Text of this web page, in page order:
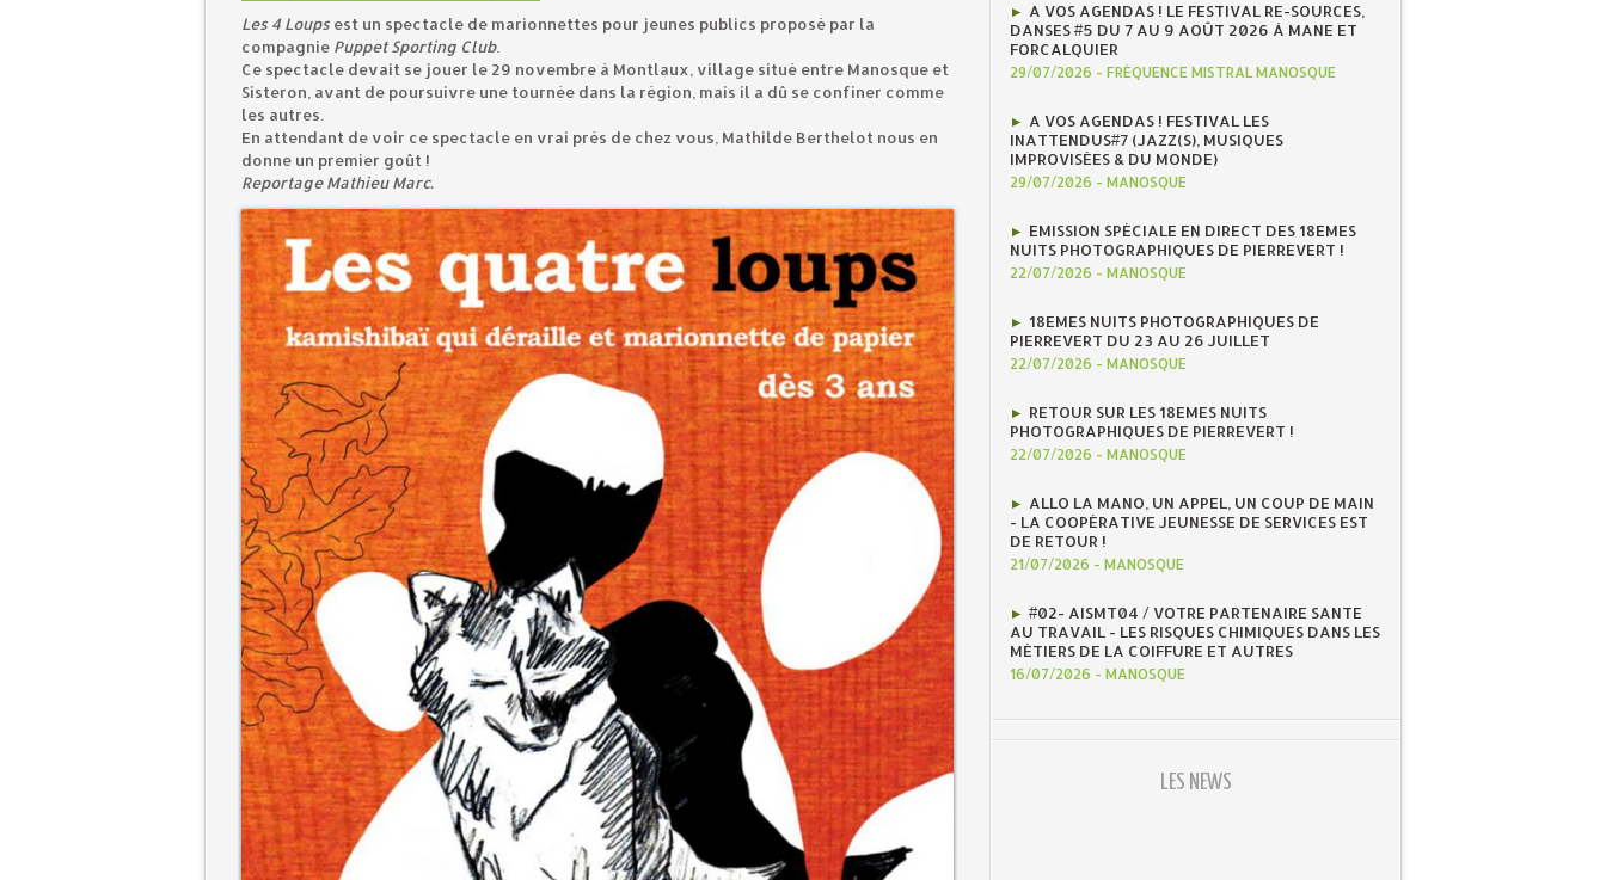
Les 4 Loups est un spectacle de marionnettes pour jeunes publics proposé par la
compagnie Puppet Sporting Club.
Ce spectacle devait se jouer le 29 novembre à Montlaux, village situé entre Manosque et
Sisteron, avant de poursuivre une tournée dans la région, mais il a dû se confiner comme
les autres.
En attendant de voir ce spectacle en vrai près de chez vous, Mathilde Berthelot nous en
donne un premier goût !
Reportage Mathieu Marc.
A VOS AGENDAS ! LE FESTIVAL RE-SOURCES,
DANSES #5 DU 7 AU 9 AOÛT 2026 À MANE ET
FORCALQUIER
29/07/2026 - FRÉQUENCE MISTRAL MANOSQUE
A VOS AGENDAS ! FESTIVAL LES
INATTENDUS#7 (JAZZ(S), MUSIQUES
IMPROVISÉES & DU MONDE)
29/07/2026 - MANOSQUE
EMISSION SPÉCIALE EN DIRECT DES 18EMES
NUITS PHOTOGRAPHIQUES DE PIERREVERT !
22/07/2026 - MANOSQUE
18EMES NUITS PHOTOGRAPHIQUES DE
PIERREVERT DU 23 AU 26 JUILLET
22/07/2026 - MANOSQUE
RETOUR SUR LES 18EMES NUITS
PHOTOGRAPHIQUES DE PIERREVERT !
22/07/2026 - MANOSQUE
ALLO LA MANO, UN APPEL, UN COUP DE MAIN
- LA COOPÉRATIVE JEUNESSE DE SERVICES EST
DE RETOUR !
21/07/2026 - MANOSQUE
#02- AISMT04 / VOTRE PARTENAIRE SANTE
AU TRAVAIL - LES RISQUES CHIMIQUES DANS LES
MÉTIERS DE LA COIFFURE ET AUTRES
16/07/2026 - MANOSQUE
LES NEWS